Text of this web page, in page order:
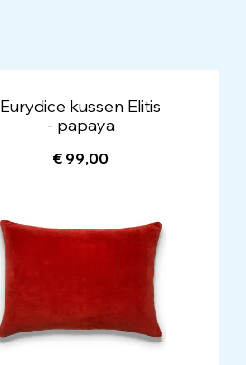
Eurydice kussen Elitis
- papaya
€ 99,00